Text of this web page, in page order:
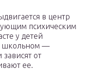
в центр
психическим
у детей
школьном —
от
ее.